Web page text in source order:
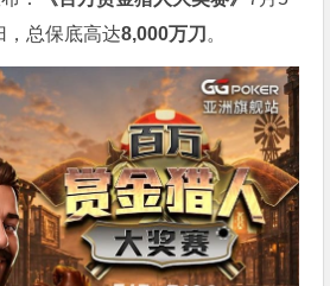
，总保底高达8,000万刀 。